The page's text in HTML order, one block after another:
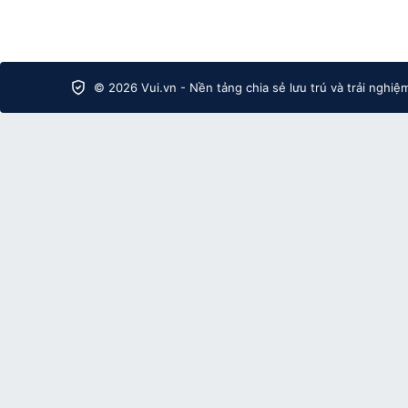
© 2026 Vui.vn - Nền tảng chia sẻ lưu trú và trải